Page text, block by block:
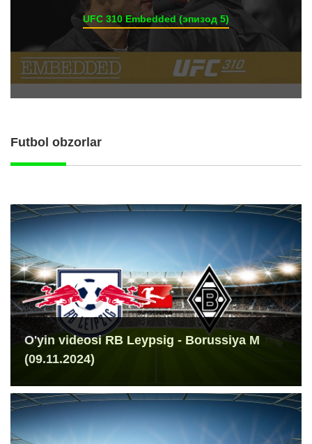
UFC 310 Embedded (эпизод 5)
Futbol obzorlar
O'yin videosi RB Leypsig - Borussiya M
(09.11.2024)